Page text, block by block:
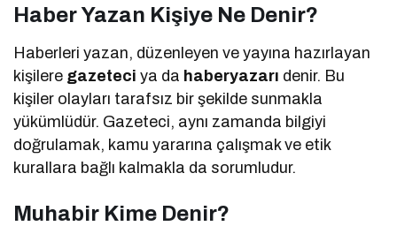
Haber Yazan Kişiye Ne Denir?
Haberleri yazan, düzenleyen ve yayına hazırlayan
kişilere gazeteci ya da haberyazarı denir. Bu
kişiler olayları tarafsız bir şekilde sunmakla
yükümlüdür. Gazeteci, aynı zamanda bilgiyi
doğrulamak, kamu yararına çalışmak ve etik
kurallara bağlı kalmakla da sorumludur.
Muhabir Kime Denir?